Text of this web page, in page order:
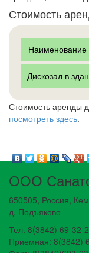
Стоимость
Дискозал в
Стоимость аренды
посмотреть здесь.
ООО
650505, Россия,
д. Подъяково
Тел. 8(3842) 69-32-
Приемная: 8(3842)